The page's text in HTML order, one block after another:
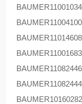
BAUMER
BAUMER
BAUMER
BAUMER
BAUMER
BAUMER
BAUMER